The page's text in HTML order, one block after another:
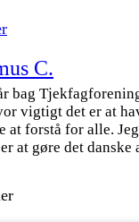
C.
bag
vigtigt det er at
at forstå for alle.
at gøre det